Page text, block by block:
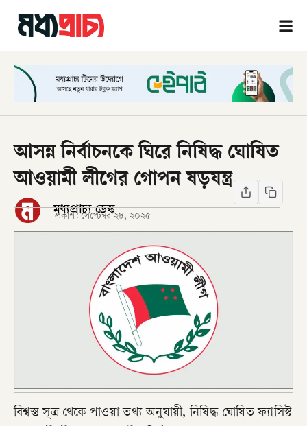
আসন্ন নির্বাচনকে ঘিরে নিষিদ্ধ ঘোষিত
আওয়ামী লীগের গোপন ষড়যন্ত্র
মধ্যপ্রাচ্য ডেস্ক
প্রকাশ: সেপ্টেম্বর ২৮, ২০২৫
বিশ্বস্ত সূত্র থেকে পাওয়া তথ্য অনুযায়ী, নিষিদ্ধ ঘোষিত ফ্যাসিস্ট